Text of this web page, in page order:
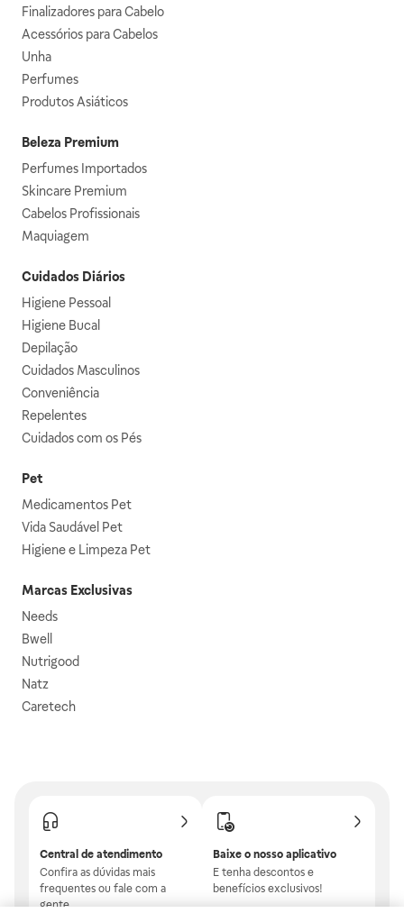
Finalizadores para Cabelo
Acessórios para Cabelos
Unha
Perfumes
Produtos Asiáticos
Beleza Premium
Perfumes Importados
Skincare Premium
Cabelos Profissionais
Maquiagem
Cuidados Diários
Higiene Pessoal
Higiene Bucal
Depilação
Cuidados Masculinos
Conveniência
Repelentes
Cuidados com os Pés
Pet
Medicamentos Pet
Vida Saudável Pet
Higiene e Limpeza Pet
Marcas Exclusivas
Needs
Bwell
Nutrigood
Natz
Caretech
Central de atendimento
Confira as dúvidas mais
frequentes ou fale com a
gente.
Baixe o nosso aplicativo
E tenha descontos e
benefícios exclusivos!